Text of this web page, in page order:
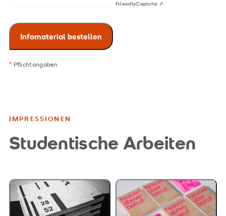
FriendlyCaptcha ⇗
* Pflichtangaben
IMPRESSIONEN
Studentische Arbeiten